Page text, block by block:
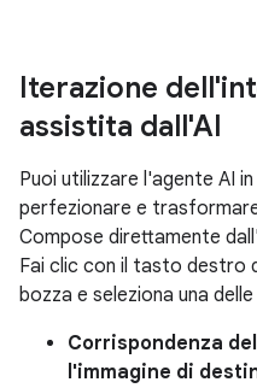
Iterazione
assistita dall'AI
Puoi utilizzare l'agente AI
perfezionare e
Compose direttamente
Fai clic con il tasto destro
bozza e seleziona una
Corrispondenza
l'immagine di